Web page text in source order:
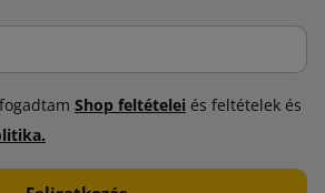
Shop feltételei és feltételek és